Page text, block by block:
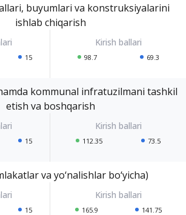
buyumlari va konstruksiyalarini
ishlab chiqarish
15 98.7 69.3
kommunal infratuzilmani tashkil
etish va boshqarish
15 112.35 73.5
va yo‘nalishlar bo‘yicha)
15 165.9 141.75